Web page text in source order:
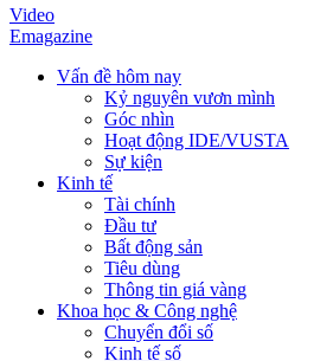
Video
Emagazine
Vấn đề hôm nay
Kỷ nguyên vươn mình
Góc nhìn
Hoạt động IDE/VUSTA
Sự kiện
Kinh tế
Tài chính
Đầu tư
Bất động sản
Tiêu dùng
Thông tin giá vàng
Khoa học & Công nghệ
Chuyển đổi số
Kinh tế số